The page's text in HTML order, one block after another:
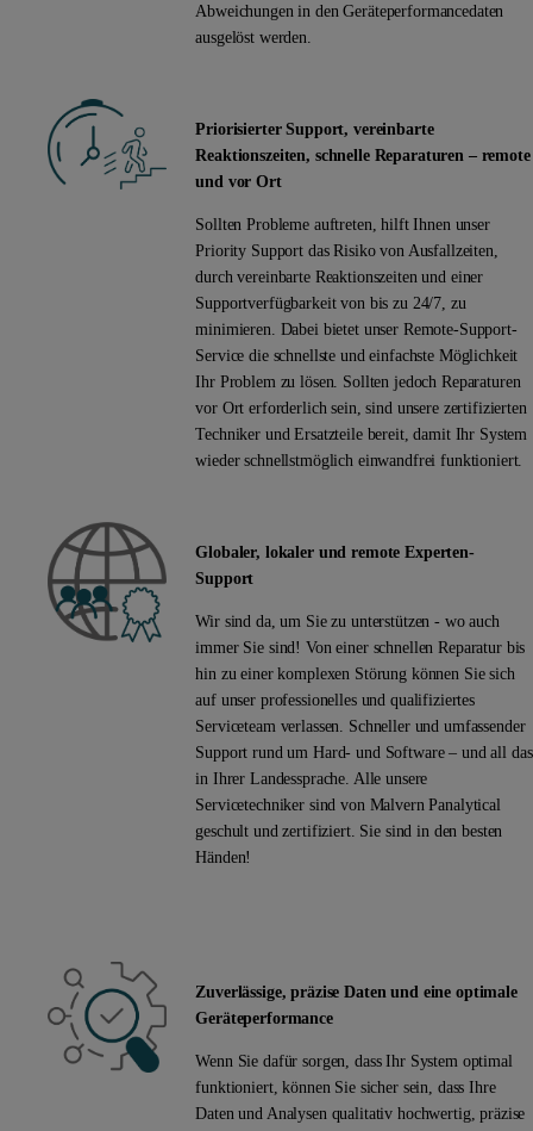
Abweichungen in den Geräteperformancedaten
ausgelöst werden.
Priorisierter Support, vereinbarte
Reaktionszeiten, schnelle Reparaturen – remote
und vor Ort
Sollten Probleme auftreten, hilft Ihnen unser
Priority Support das Risiko von Ausfallzeiten,
durch vereinbarte Reaktionszeiten und einer
Supportverfügbarkeit von bis zu 24/7, zu
minimieren. Dabei bietet unser Remote-Support-
Service die schnellste und einfachste Möglichkeit
Ihr Problem zu lösen. Sollten jedoch Reparaturen
vor Ort erforderlich sein, sind unsere zertifizierten
Techniker und Ersatzteile bereit, damit Ihr System
wieder schnellstmöglich einwandfrei funktioniert.
Globaler, lokaler und remote Experten-
Support
Wir sind da, um Sie zu unterstützen - wo auch
immer Sie sind! Von einer schnellen Reparatur bis
hin zu einer komplexen Störung können Sie sich
auf unser professionelles und qualifiziertes
Serviceteam verlassen. Schneller und umfassender
Support rund um Hard- und Software – und all das
in Ihrer Landessprache. Alle unsere
Servicetechniker sind von Malvern Panalytical
geschult und zertifiziert. Sie sind in den besten
Händen!
Zuverlässige, präzise Daten und eine optimale
Geräteperformance
Wenn Sie dafür sorgen, dass Ihr System optimal
funktioniert, können Sie sicher sein, dass Ihre
Daten und Analysen qualitativ hochwertig, präzise